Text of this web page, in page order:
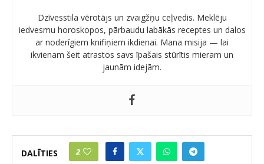
Dzīvesstila vērotājs un zvaigžņu ceļvedis. Meklēju
iedvesmu horoskopos, pārbaudu labākās receptes un dalos
ar noderīgiem knifiņiem ikdienai. Mana misija — lai
ikvienam šeit atrastos savs īpašais stūrītis mieram un
jaunām idejām.
DALĪTIES 2